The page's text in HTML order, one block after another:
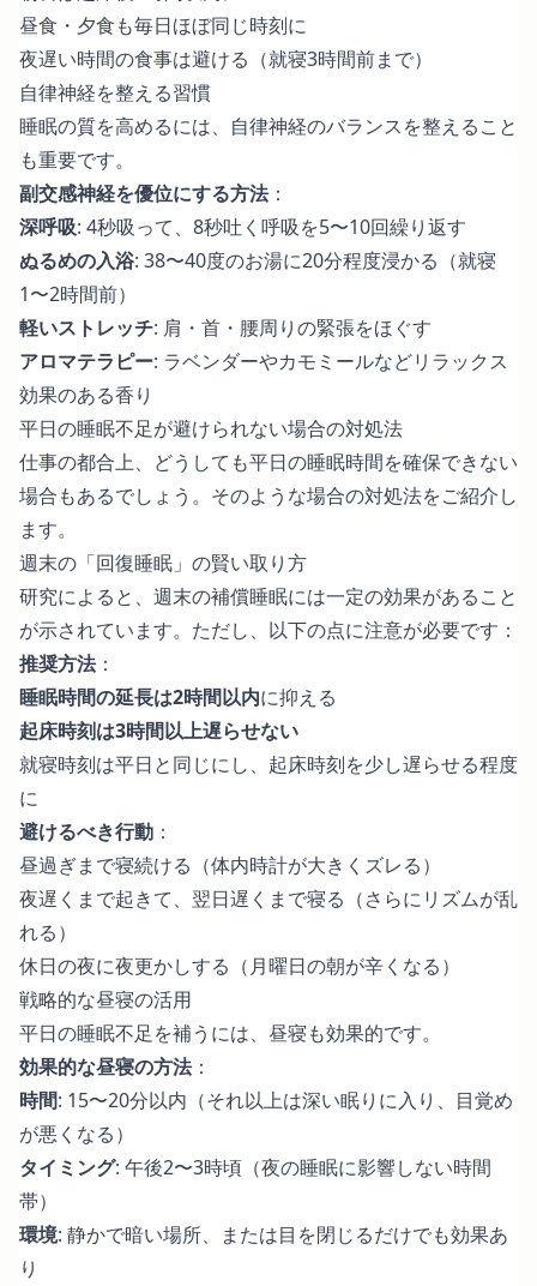
昼食・夕食も毎日ほぼ同じ時刻に
夜遅い時間の食事は避ける（就寝3時間前まで）
自律神経を整える習慣
睡眠の質を高めるには、自律神経のバランスを整えること
も重要です。
副交感神経を優位にする方法：
深呼吸: 4秒吸って、8秒吐く呼吸を5〜10回繰り返す
ぬるめの入浴: 38〜40度のお湯に20分程度浸かる（就寝
1〜2時間前）
軽いストレッチ: 肩・首・腰周りの緊張をほぐす
アロマテラピー: ラベンダーやカモミールなどリラックス
効果のある香り
平日の睡眠不足が避けられない場合の対処法
仕事の都合上、どうしても平日の睡眠時間を確保できない
場合もあるでしょう。そのような場合の対処法をご紹介し
ます。
週末の「回復睡眠」の賢い取り方
研究によると、週末の補償睡眠には一定の効果があること
が示されています。ただし、以下の点に注意が必要です：
推奨方法：
睡眠時間の延長は2時間以内に抑える
起床時刻は3時間以上遅らせない
就寝時刻は平日と同じにし、起床時刻を少し遅らせる程度
に
避けるべき行動 ：
昼過ぎまで寝続ける（体内時計が大きくズレる）
夜遅くまで起きて、翌日遅くまで寝る（さらにリズムが乱
れる）
休日の夜に夜更かしする（月曜日の朝が辛くなる）
戦略的な昼寝の活用
平日の睡眠不足を補うには、昼寝も効果的です。
効果的な昼寝の方法：
時間: 15〜20分以内（それ以上は深い眠りに入り、目覚め
が悪くなる）
タイミング: 午後2〜3時頃（夜の睡眠に影響しない時間
帯）
環境: 静かで暗い場所、または目を閉じるだけでも効果あ
り